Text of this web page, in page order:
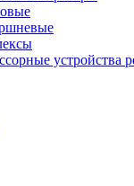
устройства